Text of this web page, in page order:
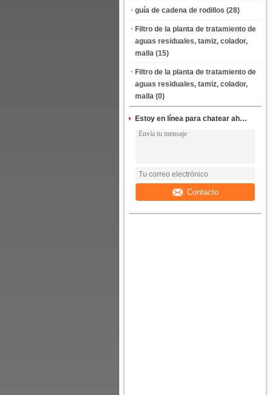
guía de cadena de rodillos (28)
Filtro de la planta de tratamiento de
aguas residuales, tamiz, colador,
malla (15)
Filtro de la planta de tratamiento de
aguas residuales, tamiz, colador,
malla (0)
Estoy en línea para chatear ahora
Contacto